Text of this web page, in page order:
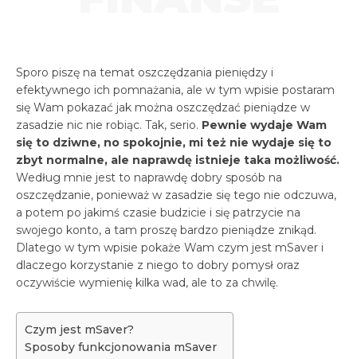
Sporo piszę na temat oszczędzania pieniędzy i
efektywnego ich pomnażania, ale w tym wpisie postaram
się Wam pokazać jak można oszczędzać pieniądze w
zasadzie nic nie robiąc. Tak, serio. Pewnie wydaje Wam
się to dziwne, no spokojnie, mi też nie wydaje się to
zbyt normalne, ale naprawdę istnieje taka możliwość.
Według mnie jest to naprawdę dobry sposób na
oszczędzanie, ponieważ w zasadzie się tego nie odczuwa,
a potem po jakimś czasie budzicie i się patrzycie na
swojego konto, a tam proszę bardzo pieniądze znikąd.
Dlatego w tym wpisie pokaże Wam czym jest mSaver i
dlaczego korzystanie z niego to dobry pomysł oraz
oczywiście wymienię kilka wad, ale to za chwilę.
Czym jest mSaver?
Sposoby funkcjonowania mSaver